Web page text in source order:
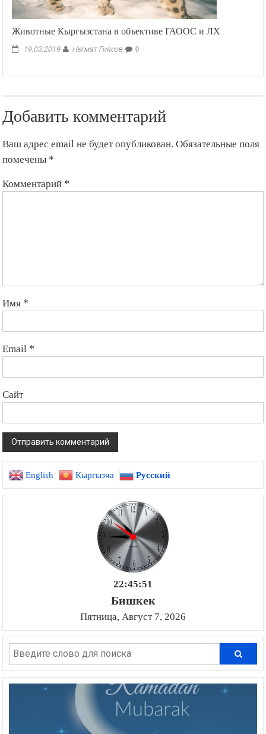
Животные Кыргызстана в объективе ГАООС и ЛХ
19.03.2019 Негмат Гиясов 0
Добавить комментарий
Ваш адрес email не будет опубликован. Обязательные поля
помечены *
Комментарий *
Имя *
Email *
Сайт
English Кыргызча Русский
22:45:52
Бишкек
Пятница, Август 7, 2026